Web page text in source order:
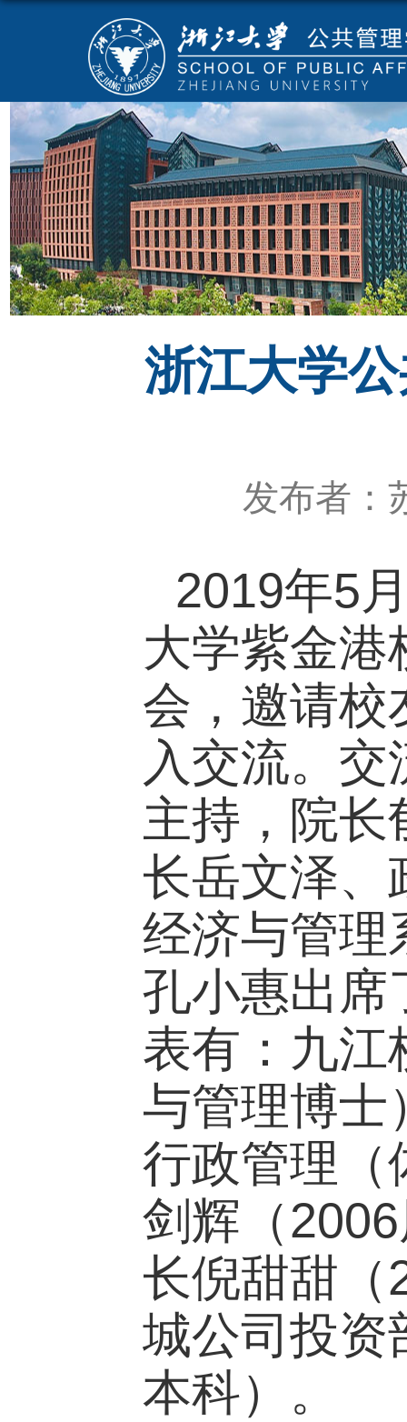
浙江大学
发布者：
2019年5
大学紫金港
会，邀请校
入交流。
主持，院长
长岳文泽、
经济与管理
孔小惠出席
表有：九江
与管理博士
行政管理（
剑辉（2006
长倪甜甜（
城公司投资
本科）。